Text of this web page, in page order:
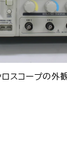
スコープの外